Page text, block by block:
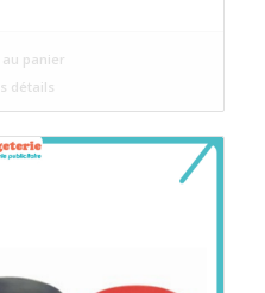
panier
détails